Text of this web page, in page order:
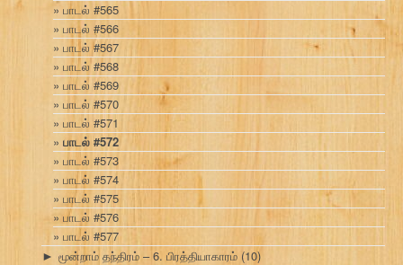
பாடல் #565
பாடல் #566
பாடல் #567
பாடல் #568
பாடல் #569
பாடல் #570
பாடல் #571
பாடல் #572
பாடல் #573
பாடல் #574
பாடல் #575
பாடல் #576
பாடல் #577
► மூன்றாம் தந்திரம் – 6. பிரத்தியாகாரம் (10)